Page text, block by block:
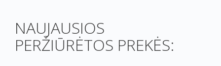
NAUJAUSIOS
PERŽIŪRĖTOS PREKĖS: